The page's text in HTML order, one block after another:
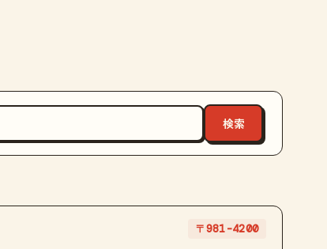
〒981-4200